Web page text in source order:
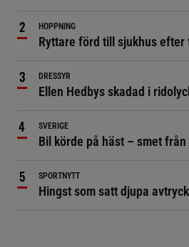
HOPPNING
Ryttare förd till sjukhus efter
DRESSYR
Ellen Hedbys skadad i
SVERIGE
Bil körde på häst – smet från
SPORTNYTT
Hingst som satt djupa